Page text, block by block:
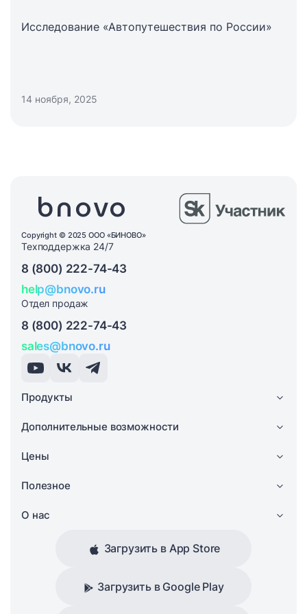
Исследование «Автопутешествия по России»
14 ноября, 2025
Copyright © 2025 ООО «БИНОВО»
Техподдержка 24/7
8 (800) 222-74-43
help@bnovo.ru
Отдел продаж
8 (800) 222-74-43
sales@bnovo.ru
Продукты
Дополнительные возможности
Цены
Полезное
О нас
Загрузить в App Store
Загрузить в Google Play